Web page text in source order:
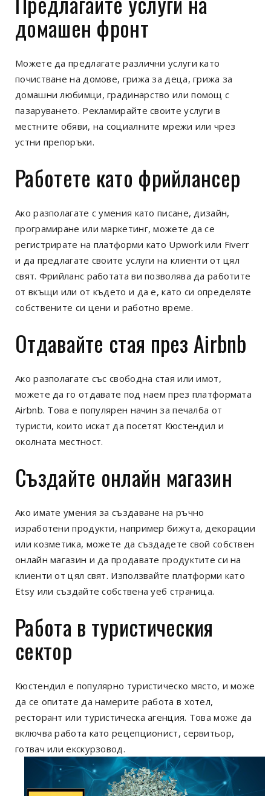
домашен фронт
Можете да предлагате различни услуги като
почистване на домове, грижа за деца, грижа за
домашни любимци, градинарство или помощ с
пазаруването. Рекламирайте своите услуги в
местните обяви, на социалните мрежи или чрез
устни препоръки.
Работете като фрийлансер
Ако разполагате с умения като писане, дизайн,
програмиране или маркетинг, можете да се
регистрирате на платформи като Upwork или Fiverr
и да предлагате своите услуги на клиенти от цял
свят. Фрийланс работата ви позволява да работите
от вкъщи или от където и да е, като си определяте
собствените си цени и работно време.
Отдавайте стая през Airbnb
Ако разполагате със свободна стая или имот,
можете да го отдавате под наем през платформата
Airbnb. Това е популярен начин за печалба от
туристи, които искат да посетят Кюстендил и
околната местност.
Създайте онлайн магазин
Ако имате умения за създаване на ръчно
изработени продукти, например бижута, декорации
или козметика, можете да създадете свой собствен
онлайн магазин и да продавате продуктите си на
клиенти от цял свят. Използвайте платформи като
Etsy или създайте собствена уеб страница.
Работа в туристическия
сектор
Кюстендил е популярно туристическо място, и може
да се опитате да намерите работа в хотел,
ресторант или туристическа агенция. Това може да
включва работа като рецепционист, сервитьор,
готвач или екскурзовод.